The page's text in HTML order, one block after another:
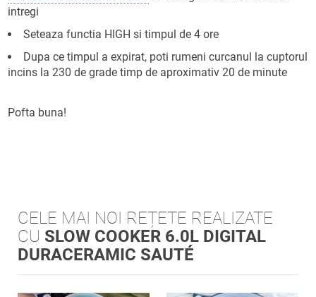
intregi
Seteaza functia HIGH si timpul de 4 ore
Dupa ce timpul a expirat, poti rumeni curcanul la cuptorul
incins la 230 de grade timp de aproximativ 20 de minute
Pofta buna!
CELE MAI NOI REȚETE REALIZATE
CU SLOW COOKER 6.0L DIGITAL
DURACERAMIC SAUTÉ